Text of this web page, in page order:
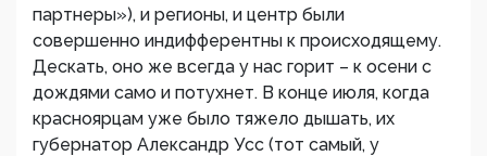
партнеры»), и регионы, и центр были
совершенно индифферентны к происходящему.
Дескать, оно же всегда у нас горит – к осени с
дождями само и потухнет. В конце июля, когда
красноярцам уже было тяжело дышать, их
губернатор Александр Усс (тот самый, у